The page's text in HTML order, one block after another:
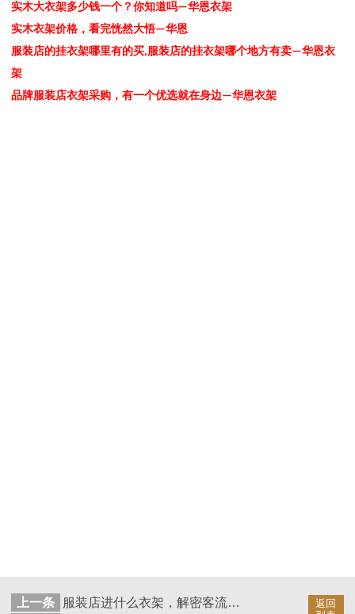
实木大衣架多少钱一个？你知道吗—华恩衣架
实木衣架价格，看完恍然大悟—华恩
服装店的挂衣架哪里有的买,服装店的挂衣架哪个地方有卖—华恩衣
架
品牌服装店衣架采购，有一个优选就在身边—华恩衣架
返回
上一条 服装店进什么衣架，解密客流量如何翻倍--华恩衣架